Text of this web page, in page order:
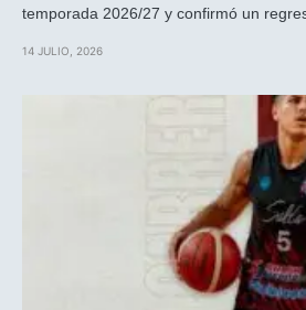
temporada 2026/27 y confirmó un
14 JULIO, 2026